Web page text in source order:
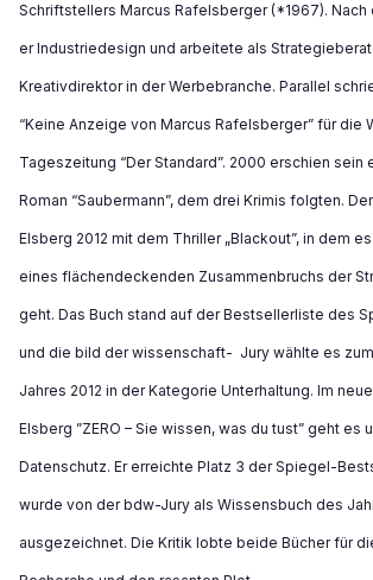
Schriftstellers Marcus Rafelsberger (*1967). Nach
er Industriedesign und arbeitete als
Kreativdirektor in der Werbebranche. Parallel
“Keine Anzeige von Marcus Rafelsberger” für die
Tageszeitung “Der Standard”. 2000 erschien sein
Roman “Saubermann”, dem drei Krimis folgten.
Elsberg 2012 mit dem Thriller „Blackout”, in dem
eines flächendeckenden Zusammenbruchs der
geht. Das Buch stand auf der Bestsellerliste des
und die bild der wissenschaft- Jury wählte es
­Jahres 2012 in der ­Kategorie Unterhaltung. Im
Elsberg ­”ZERO – Sie wissen, was du tust” geht es
Datenschutz. Er erreichte Platz 3 der Spiegel-
wurde von der bdw-Jury als Wissensbuch des
ausgezeichnet. Die Kritik lobte beide Bücher für